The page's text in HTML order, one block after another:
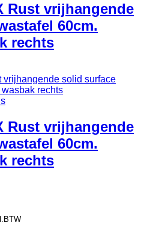
Rust vrijhangende
60cm.
rechts
Rust vrijhangende
60cm.
rechts